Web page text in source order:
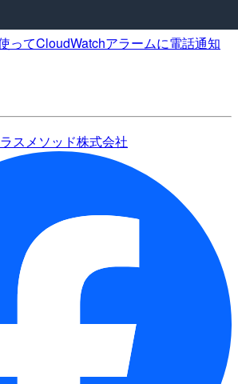
ってCloudWatchアラームに電話通知
スメソッド株式会社